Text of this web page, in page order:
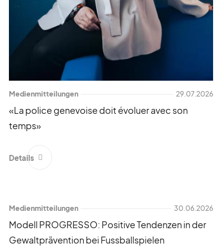
Medienmitteilungen 29.07.2026
«La police genevoise doit évoluer avec son
temps»
Details
Medienmitteilungen 30.06.2026
Modell PROGRESSO: Positive Tendenzen in der
Gewaltprävention bei Fussballspielen